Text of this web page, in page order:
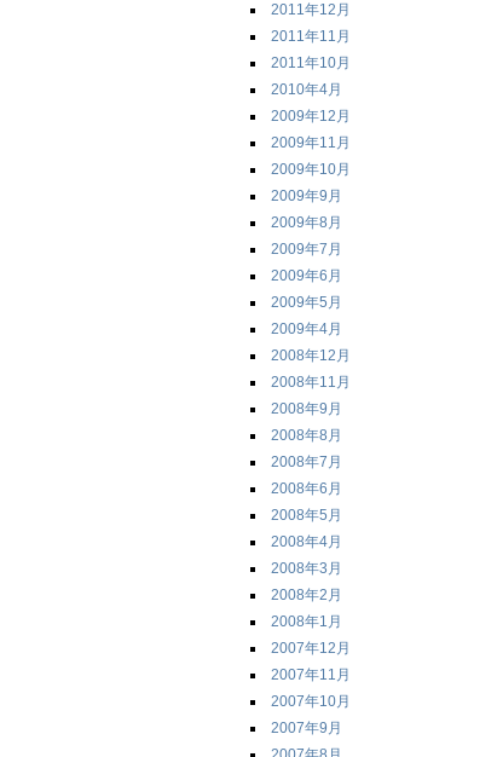
2011年12月
2011年11月
2011年10月
2010年4月
2009年12月
2009年11月
2009年10月
2009年9月
2009年8月
2009年7月
2009年6月
2009年5月
2009年4月
2008年12月
2008年11月
2008年9月
2008年8月
2008年7月
2008年6月
2008年5月
2008年4月
2008年3月
2008年2月
2008年1月
2007年12月
2007年11月
2007年10月
2007年9月